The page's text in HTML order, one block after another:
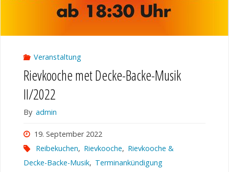
Veranstaltung
Rievkooche met Decke-Backe-Musik
II/2022
By admin
19. September 2022
Reibekuchen, Rievkooche, Rievkooche &
Decke-Backe-Musik, Terminankündigung